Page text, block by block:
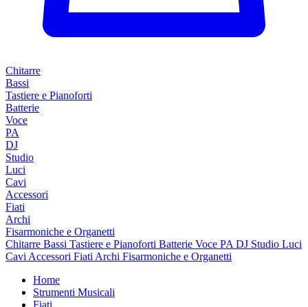
Chitarre
Bassi
Tastiere e Pianoforti
Batterie
Voce
PA
DJ
Studio
Luci
Cavi
Accessori
Fiati
Archi
Fisarmoniche e Organetti
Chitarre Bassi Tastiere e Pianoforti Batterie Voce PA DJ Studio Luci
Cavi Accessori Fiati Archi Fisarmoniche e Organetti
Home
Strumenti Musicali
Fiati